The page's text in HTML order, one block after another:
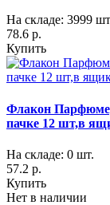
На складе: 3999
78.6 р.
Купить
Флакон
пачке 12 шт,в
На складе: 0 шт.
57.2 р.
Купить
Нет в наличии